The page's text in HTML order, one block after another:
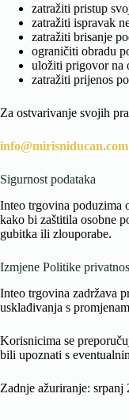
zatražiti pristup
zatražiti ispravak
zatražiti brisanje
ograničiti obradu
uložiti prigovor na
zatražiti prijenos
Za ostvarivanje svojih
info@mirisniducan.com
Sigurnost podataka
Inteo trgovina poduzima
kako bi zaštitila osobne
gubitka ili zlouporabe.
Izmjene Politike
Inteo trgovina zadržava
usklađivanja s
Korisnicima se
bili upoznati s
Zadnje ažuriranje: srpanj